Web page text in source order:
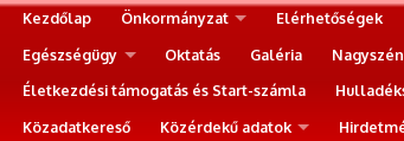
Kezdőlap Önkormányzat Elérhetőségek
Egészségügy
Oktatás Galéria
Életkezdési támogatás és Start-számla
Közadatkereső
Közérdekű adatok